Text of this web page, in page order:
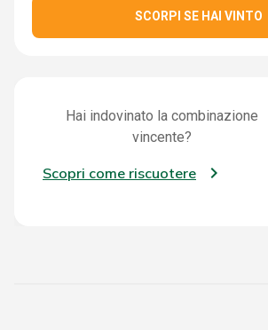
SCORPI SE HAI VINTO
Hai indovinato la combinazione
vincente?
Scopri come riscuotere